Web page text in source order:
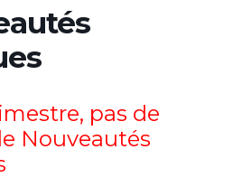
pas de
Nouveautés